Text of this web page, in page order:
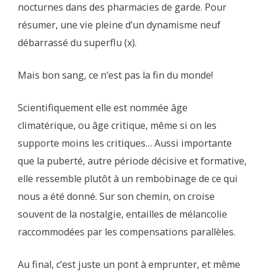
nocturnes dans des pharmacies de garde. Pour
résumer, une vie pleine d’un dynamisme neuf
débarrassé du superflu (x).
Mais bon sang, ce n’est pas la fin du monde!
Scientifiquement elle est nommée âge
climatérique, ou âge critique, même si on les
supporte moins les critiques… Aussi importante
que la puberté, autre période décisive et formative,
elle ressemble plutôt à un rembobinage de ce qui
nous a été donné. Sur son chemin, on croise
souvent de la nostalgie, entailles de mélancolie
raccommodées par les compensations parallèles.
Au final, c’est juste un pont à emprunter, et même